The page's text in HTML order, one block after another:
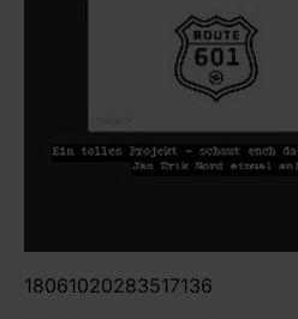
18061020283517136